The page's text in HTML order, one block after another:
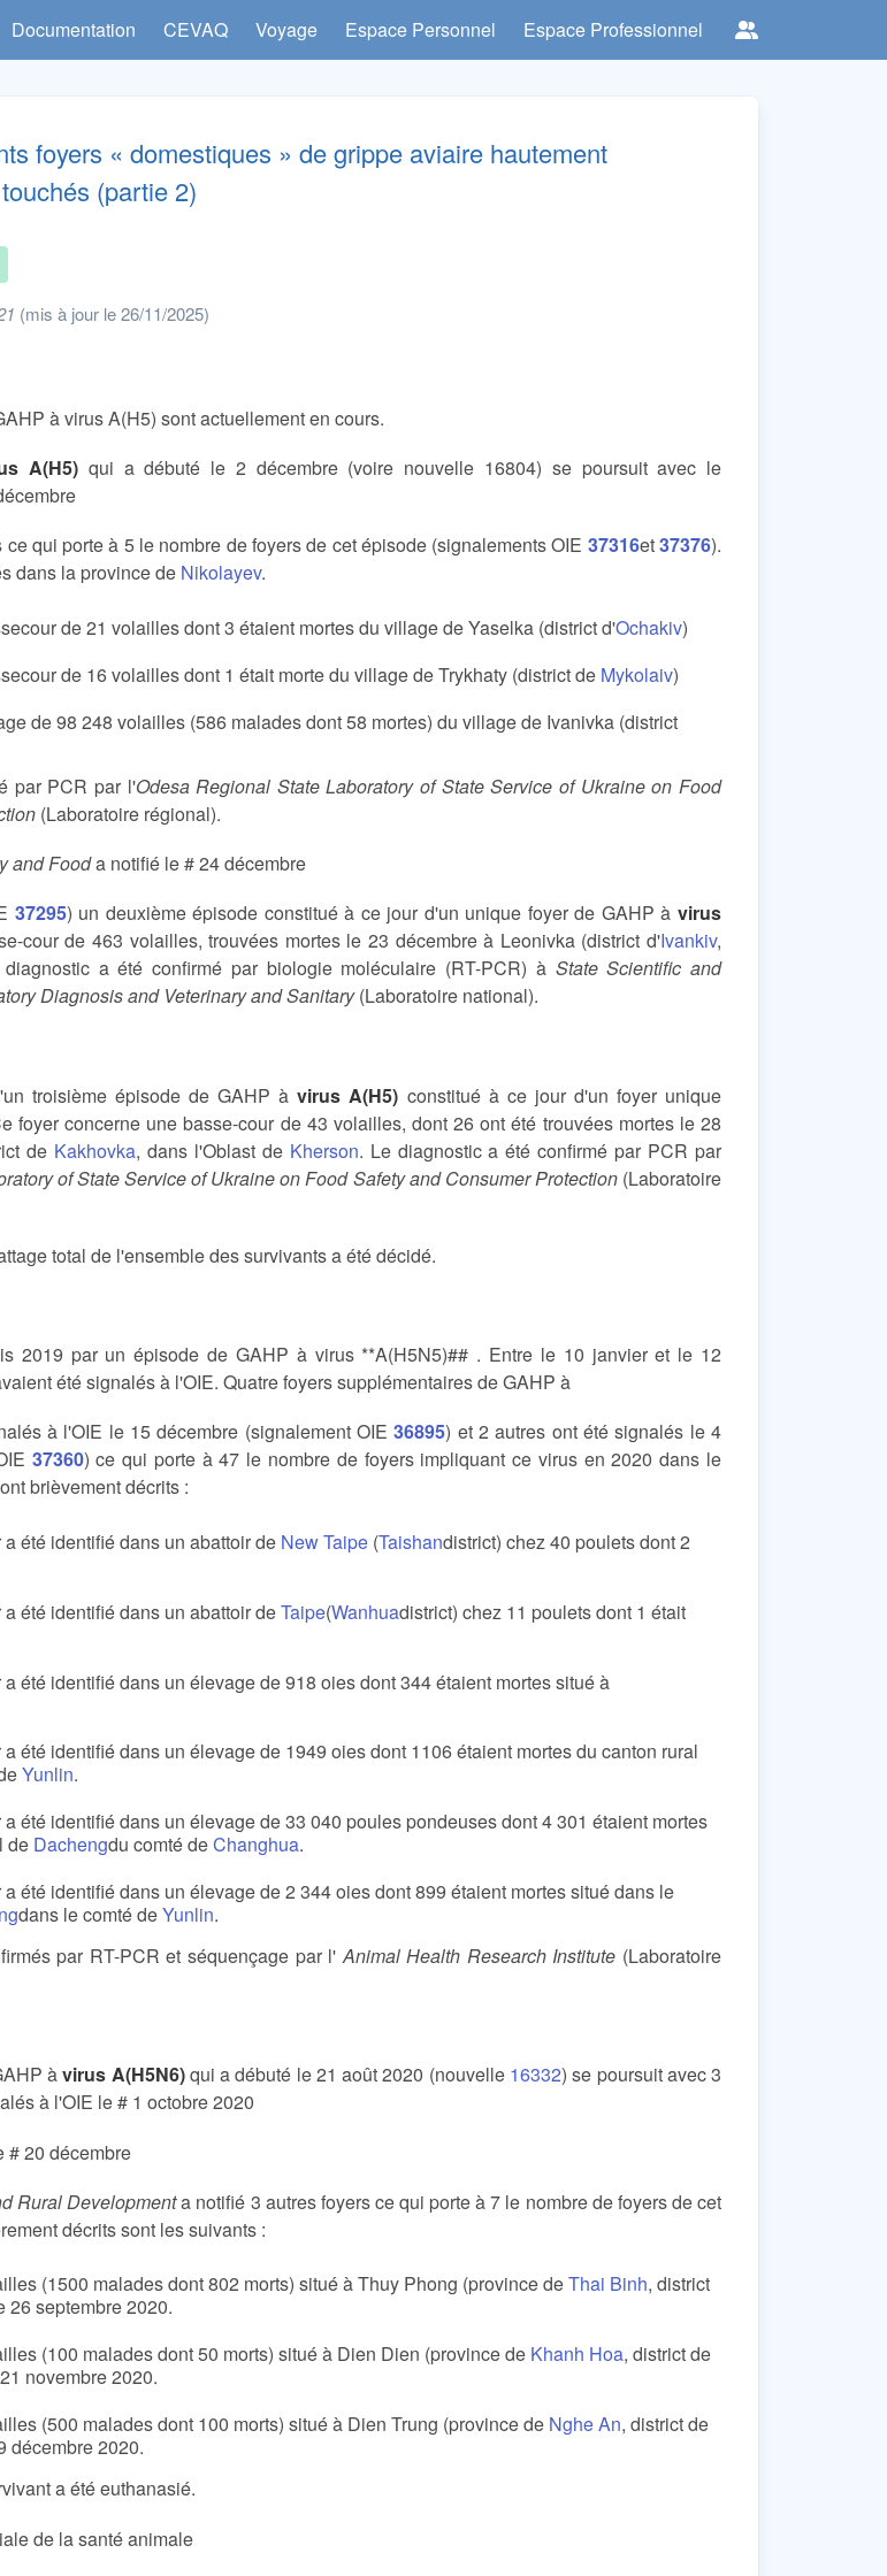
Documentation CEVAQ Voyage Espace Personnel Espace Professionnel
foyers « domestiques » de grippe aviaire hautement
(partie 2)
(mis à jour le 26/11/2025)
à virus A(H5) sont actuellement en cours.
A(H5) qui a débuté le 2 décembre (voire nouvelle 16804) se poursuit avec le
qui porte à 5 le nombre de foyers de cet épisode (signalements OIE 37316et37376).
dans la province de Nikolayev.
de 21 volailles dont 3 étaient mortes du village de Yaselka (district d'Ochakiv)
de 16 volailles dont 1 était morte du village de Trykhaty (district de Mykolaiv)
de 98 248 volailles (586 malades dont 58 mortes) du village de Ivanivka (district
par PCR par l'Odesa Regional State Laboratory of State Service of Ukraine on Food
(Laboratoire régional).
and Fooda notifié le # 24 décembre
37295) un deuxième épisode constitué à ce jour d'un unique foyer de GAHP àvirus
cour de 463 volailles, trouvées mortes le 23 décembre à Leonivka (district d'Ivankiv,
a été confirmé par biologie moléculaire (RT-PCR) à State Scientific and
Diagnosis and Veterinary and Sanitary(Laboratoire national).
troisième épisode de GAHP àvirus A(H5) constitué à ce jour d'un foyer unique
foyer concerne une basse-cour de 43 volailles, dont 26 ont été trouvées mortes le 28
de Kakhovka, dans l'Oblast de Kherson. Le diagnostic a été confirmé par PCR par
of State Service of Ukraine on Food Safety and Consumer Protection(Laboratoire
total de l'ensemble des survivants a été décidé.
2019 par un épisode de GAHP à virus **A(H5N5)## . Entre le 10 janvier et le 12
été signalés à l'OIE. Quatre foyers supplémentaires de GAHP à
à l'OIE le 15 décembre (signalement OIE36895) et 2 autres ont été signalés le 4
37360) ce qui porte à 47 le nombre de foyers impliquant ce virus en 2020 dans le
brièvement décrits :
été identifié dans un abattoir de New Taipe (Taishandistrict) chez 40 poulets dont 2
été identifié dans un abattoir deTaipe(Wanhuadistrict) chez 11 poulets dont 1 était
été identifié dans un élevage de 918 oies dont 344 étaient mortes situé à
été identifié dans un élevage de 1949 oies dont 1106 étaient mortes du canton rural
Yunlin.
été identifié dans un élevage de 33 040 poules pondeuses dont 4 301 étaient mortes
de Dachengdu comté deChanghua.
été identifié dans un élevage de 2 344 oies dont 899 étaient mortes situé dans le
dans le comté deYunlin.
par RT-PCR et séquençage par l'Animal Health Research Institute (Laboratoire
àvirus A(H5N6)qui a débuté le 21 août 2020 (nouvelle 16332) se poursuit avec 3
à l'OIE le # 1 octobre 2020
# 20 décembre
Rural Developmenta notifié 3 autres foyers ce qui porte à 7 le nombre de foyers de cet
décrits sont les suivants :
(1500 malades dont 802 morts) situé à Thuy Phong (province deThai Binh, district
26 septembre 2020.
(100 malades dont 50 morts) situé à Dien Dien (province de Khanh Hoa, district de
novembre 2020.
(500 malades dont 100 morts) situé à Dien Trung (province de Nghe An, district de
décembre 2020.
a été euthanasié.
de la santé animale